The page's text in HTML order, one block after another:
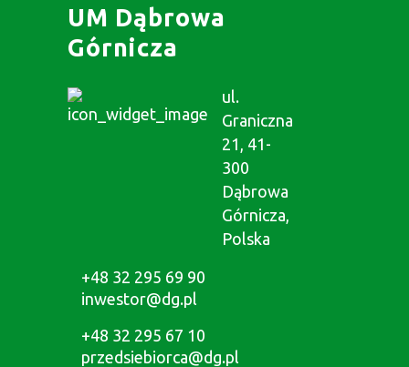
UM Dąbrowa
Górnicza
ul.
Graniczna
21, 41-
300
Dąbrowa
Górnicza,
Polska
+48 32 295 69 90
inwestor@dg.pl
+48 32 295 67 10
przedsiebiorca@dg.pl